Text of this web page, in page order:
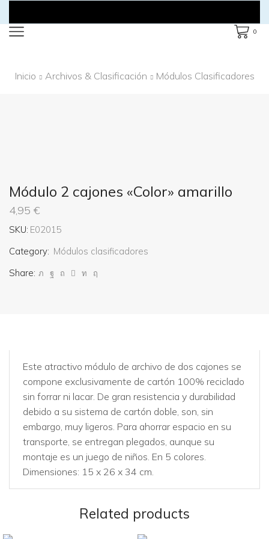
0
Inicio Archivos & Clasificación Módulos Clasificadores
Módulo 2 cajones «Color» amarillo
4,95 €
SKU: E02015
Category: Módulos clasificadores
Share:
Este atractivo módulo de archivo de dos cajones se
compone exclusivamente de cartón 100% reciclado
sin forrar ni lacar. De gran resistencia y durabilidad
debido a su sistema de cartón doble, son, sin
embargo, muy ligeros. Para ahorrar espacio en su
transporte, se entregan plegados, aunque su
montaje es un juego de niños. En 5 colores.
Dimensiones: 15 x 26 x 34 cm.
Related products